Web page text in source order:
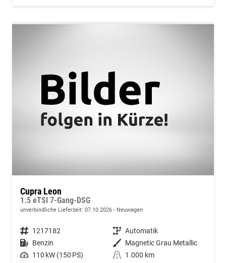
Cupra Leon
1.5 eTSI 7-Gang-DSG
unverbindliche Lieferzeit: 07.10.2026 Neuwagen
Fahrzeugnummer 1217182 Getriebe Automatik
Kraftstoff Benzin Außenfarbe Magnetic Grau Metallic
Leistung 110 kW (150 PS) Kilometerstand 1.000 km